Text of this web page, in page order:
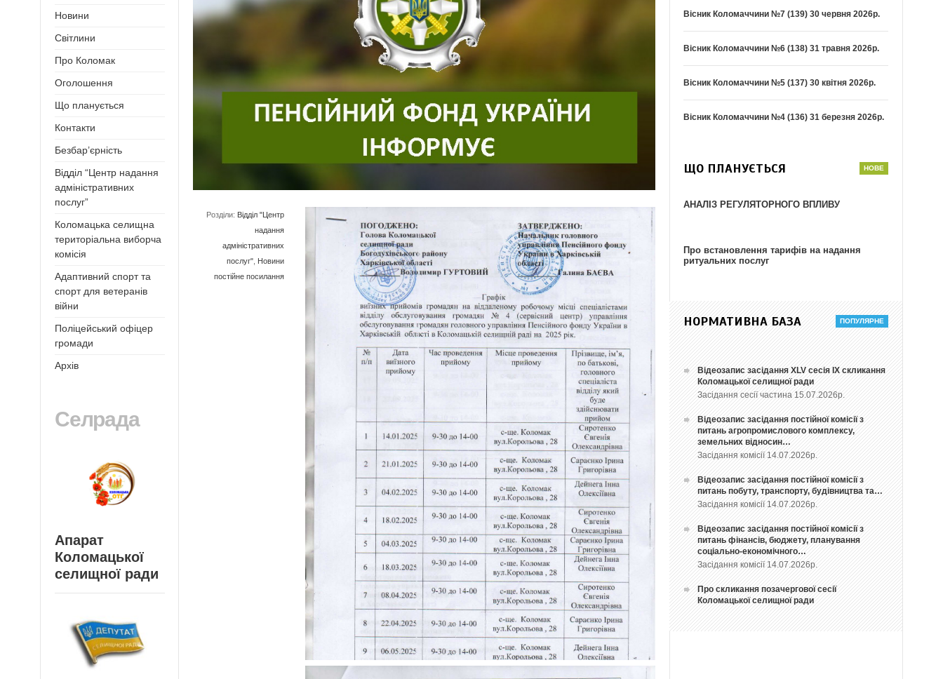
Розділи: Відділ "Центр
надання
адміністративних
послуг" Новини
постійне посилання
Новини
Світлини
Про Коломак
Оголошення
Що планується
Контакти
Безбар’єрність
Відділ “Центр надання
адміністративних
послуг”
Коломацька селищна
територіальна виборча
комісія
Адаптивний спорт та
спорт для ветеранів
війни
Поліцейський офіцер
громади
Архів
Селрада
Апарат
Коломацької
селищної ради
Вісник Коломаччини №7 (139) 30 червня 2026р.
Вісник Коломаччини №6 (138) 31 травня 2026р.
Вісник Коломаччини №5 (137) 30 квітня 2026р.
Вісник Коломаччини №4 (136) 31 березня 2026р.
ЩО ПЛАНУЄТЬСЯ
АНАЛІЗ РЕГУЛЯТОРНОГО ВПЛИВУ
Про встановлення тарифів на надання
ритуальних послуг
НОРМАТИВНА БАЗА
Відеозапис засідання ХLV сесія ІХ скликання
Коломацької селищної ради
Засідання сесії частина 15.07.2026р.
Відеозапис засідання постійної комісії з
питань агропромислового комплексу,
земельних відносин…
Засідання комісії 14.07.2026р.
Відеозапис засідання постійної комісії з
питань побуту, транспорту, будівництва та…
Засідання комісії 14.07.2026р.
Відеозапис засідання постійної комісії з
питань фінансів, бюджету, планування
соціально-економічного…
Засідання комісії 14.07.2026р.
Про скликання позачергової сесії
Коломацької селищної ради